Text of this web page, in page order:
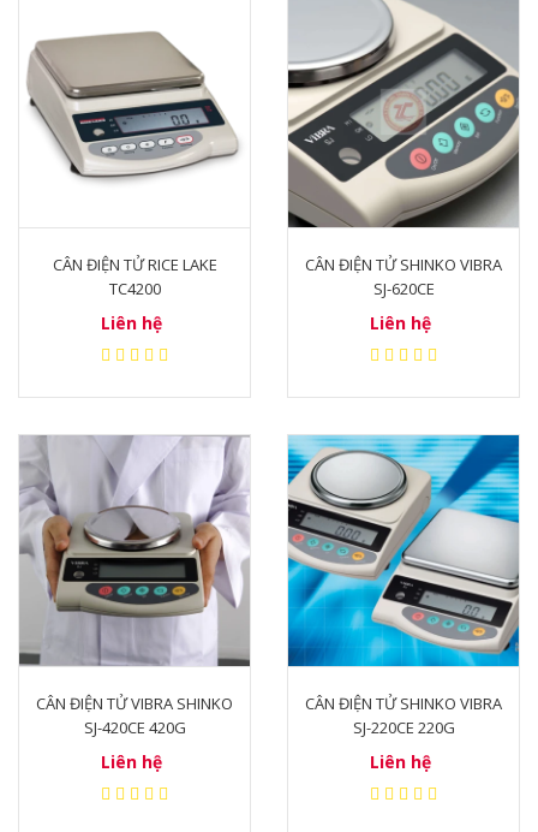
CÂN ĐIỆN TỬ RICE LAKE
TC4200
Liên hệ
CÂN ĐIỆN TỬ SHINKO VIBRA
SJ-620CE
Liên hệ
CÂN ĐIỆN TỬ VIBRA SHINKO
SJ-420CE 420G
Liên hệ
CÂN ĐIỆN TỬ SHINKO VIBRA
SJ-220CE 220G
Liên hệ